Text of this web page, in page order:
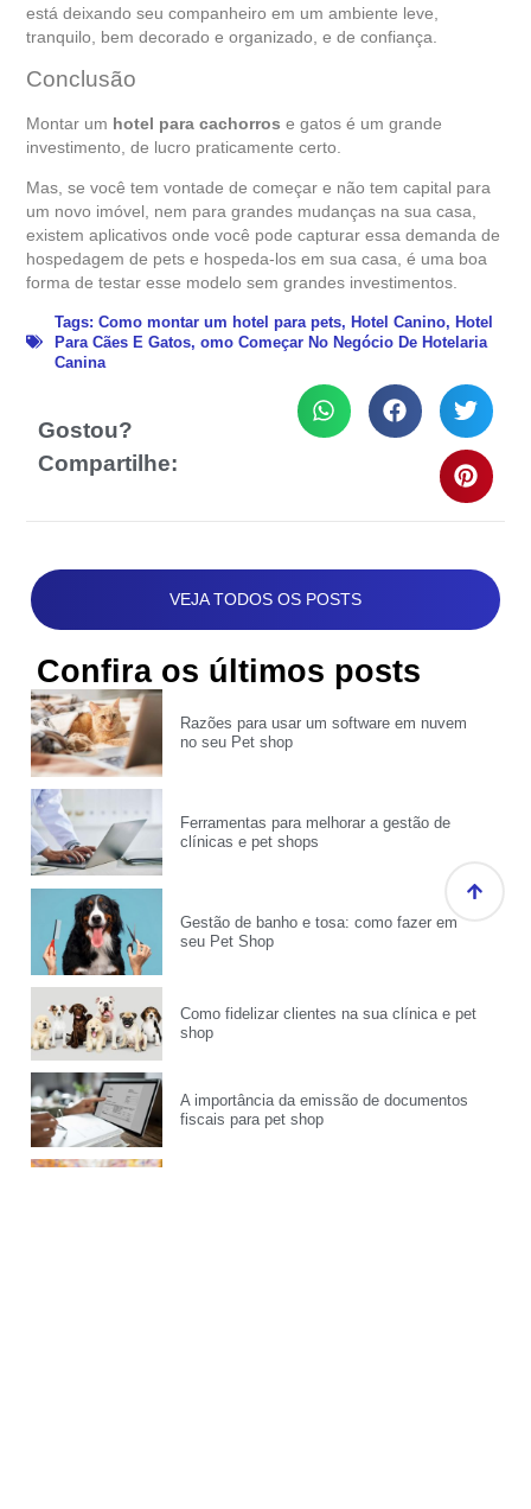
está deixando seu companheiro em um ambiente leve,
tranquilo, bem decorado e organizado, e de confiança.
Conclusão
Montar um hotel para cachorros e gatos é um grande
investimento, de lucro praticamente certo.
Mas, se você tem vontade de começar e não tem capital para
um novo imóvel, nem para grandes mudanças na sua casa,
existem aplicativos onde você pode capturar essa demanda de
hospedagem de pets e hospeda-los em sua casa, é uma boa
forma de testar esse modelo sem grandes investimentos.
Tags: Como montar um hotel para pets, Hotel Canino, Hotel
Para Cães E Gatos,omo Começar No Negócio De Hotelaria
Canina
Gostou?
Compartilhe:
VEJA TODOS OS POSTS
Confira os últimos posts
Razões para usar um software em nuvem
no seu Pet shop
Ferramentas para melhorar a gestão de
clínicas e pet shops
Gestão de banho e tosa: como fazer em
seu Pet Shop
Como fidelizar clientes na sua clínica e pet
shop
A importância da emissão de documentos
fiscais para pet shop